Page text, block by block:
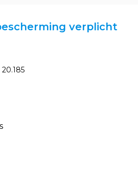
verplicht
20.185